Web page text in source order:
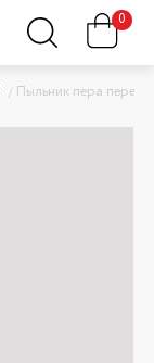
0
Пыльник пера